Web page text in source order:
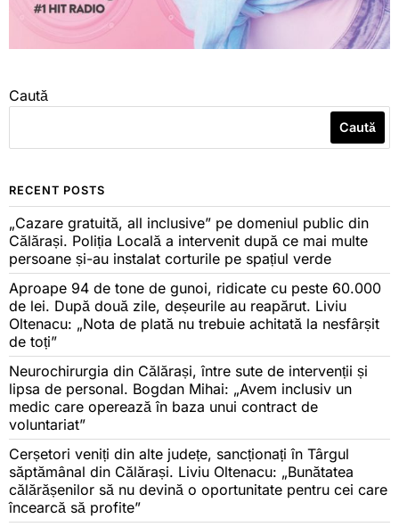
Caută
Caută
RECENT POSTS
„Cazare gratuită, all inclusive” pe domeniul public din
Călărași. Poliția Locală a intervenit după ce mai multe
persoane și-au instalat corturile pe spațiul verde
Aproape 94 de tone de gunoi, ridicate cu peste 60.000
de lei. După două zile, deșeurile au reapărut. Liviu
Oltenacu: „Nota de plată nu trebuie achitată la nesfârșit
de toți”
Neurochirurgia din Călărași, între sute de intervenții și
lipsa de personal. Bogdan Mihai: „Avem inclusiv un
medic care operează în baza unui contract de
voluntariat”
Cerșetori veniți din alte județe, sancționați în Târgul
săptămânal din Călărași. Liviu Oltenacu: „Bunătatea
călărășenilor să nu devină o oportunitate pentru cei care
încearcă să profite”